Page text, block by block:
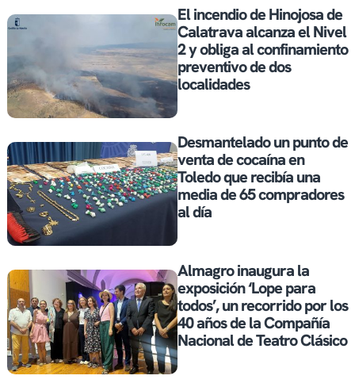
El incendio de Hinojosa de
Calatrava alcanza el Nivel
2 y obliga al confinamiento
preventivo de dos
localidades
Desmantelado un punto de
venta de cocaína en
Toledo que recibía una
media de 65 compradores
al día
Almagro inaugura la
exposición ‘Lope para
todos’, un recorrido por los
40 años de la Compañía
Nacional de Teatro Clásico